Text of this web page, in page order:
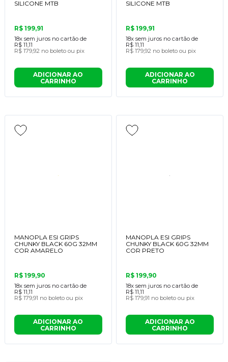
SILICONE MTB
R$ 199,91
18x sem juros no cartão de
R$ 11,11
R$ 179,92 no boleto ou pix
ADICIONAR AO
CARRINHO
SILICONE MTB
R$ 199,91
18x sem juros no cartão de
R$ 11,11
R$ 179,92 no boleto ou pix
ADICIONAR AO
CARRINHO
MANOPLA ESI GRIPS
CHUNKY BLACK 60G 32MM
COR AMARELO
R$ 199,90
18x sem juros no cartão de
R$ 11,11
R$ 179,91 no boleto ou pix
ADICIONAR AO
CARRINHO
MANOPLA ESI GRIPS
CHUNKY BLACK 60G 32MM
COR PRETO
R$ 199,90
18x sem juros no cartão de
R$ 11,11
R$ 179,91 no boleto ou pix
ADICIONAR AO
CARRINHO